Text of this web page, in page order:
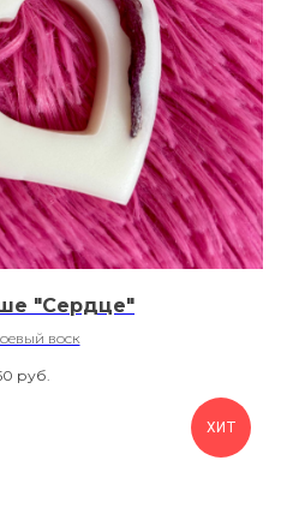
"Сердце"
воск
руб.
ХИТ